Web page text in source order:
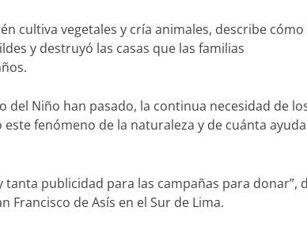
cultiva vegetales y cría animales, describe cómo
y destruyó las casas que las familias
del Niño han pasado, la continua necesidad de
fenómeno de la naturaleza y de cuánta
publicidad para las campañas para donar”,
Francisco de Asís en el Sur de Lima.